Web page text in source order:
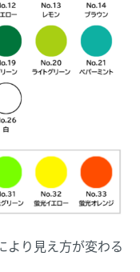
より見え方が変わる